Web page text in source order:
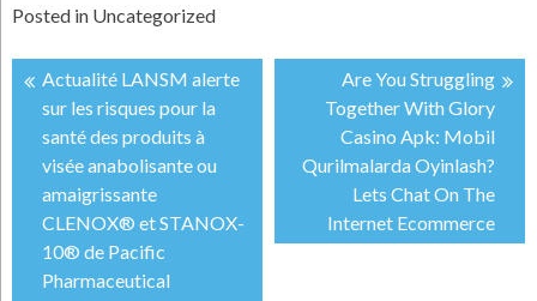
Posted in Uncategorized
投
稿
ナ
ビ
Actualité LANSM alerte
sur les risques pour la
santé des produits à
visée anabolisante ou
amaigrissante
CLENOX® et STANOX-
10® de Pacific
Pharmaceutical
Are You Struggling
Together With Glory
Casino Apk: Mobil
Qurilmalarda Oyinlash?
Lets Chat On The
Internet Ecommerce